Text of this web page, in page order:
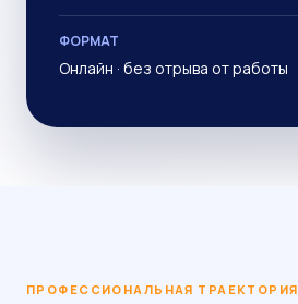
ФОРМАТ
Онлайн · без отрыва от работы
ПРОФЕССИОНАЛЬНАЯ ТРАЕКТОРИЯ